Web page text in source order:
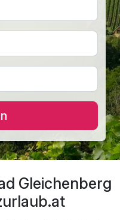
Gleichenberg